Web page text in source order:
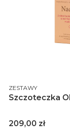
PRODUCENT
ZESTAWY
Szczoteczka
Cena
209,00 zł